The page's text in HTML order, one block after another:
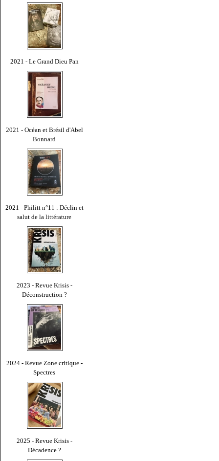
2021 - Le Grand Dieu Pan
2021 - Océan et Brésil d'Abel
Bonnard
2021 - Philitt n°11 : Déclin et
salut de la littérature
2023 - Revue Krisis -
Déconstruction ?
2024 - Revue Zone critique -
Spectres
2025 - Revue Krisis -
Décadence ?